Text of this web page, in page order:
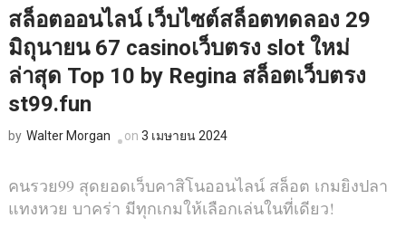
สล็อตออนไลน์ เว็บไซต์สล็อตทดลอง 29
มิถุนายน 67 casinoเว็บตรง slot ใหม่
ล่าสุด Top 10 by Regina สล็อตเว็บตรง
st99.fun
by Walter Morgan on 3 เมษายน 2024
คนรวย99 สุดยอดเว็บคาสิโนออนไลน์ สล็อต เกมยิงปลา
แทงหวย บาคร่า มีทุกเกมให้เลือกเล่นในที่เดียว!